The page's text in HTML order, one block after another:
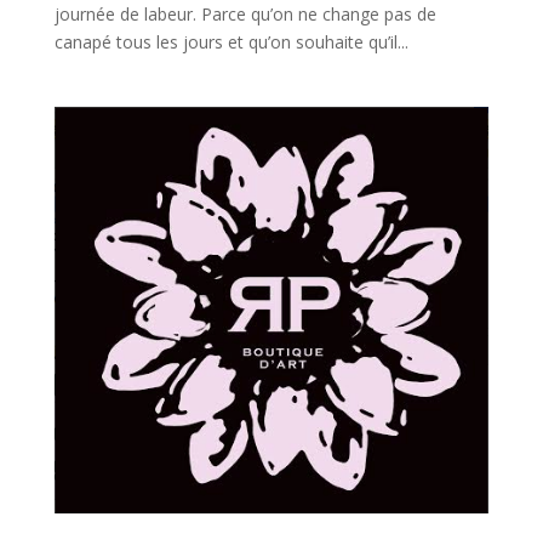
journée de labeur. Parce qu’on ne change pas de
canapé tous les jours et qu’on souhaite qu’il...